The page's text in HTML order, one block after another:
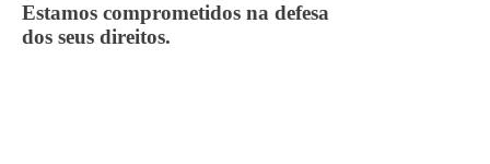
Estamos comprometidos na defesa
dos seus direitos.